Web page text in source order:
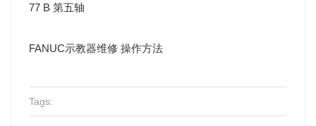
77 B 第五轴
FANUC示教器维修 操作方法
Tags: